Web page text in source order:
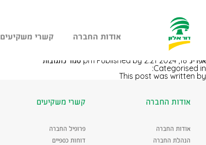
מהיר
לתוכן
הראשי
אודות החברה קשרי משקיעים
אלונית בכינרת
אפריל 18, 2024 2:21 pm
Published by סגור לתגובותעל
Categorised in:
This post was written by
אודות החברה
אודות החברה
הנהלת החברה
קשרי משקיעים
פרופיל החברה
דוחות כספיים